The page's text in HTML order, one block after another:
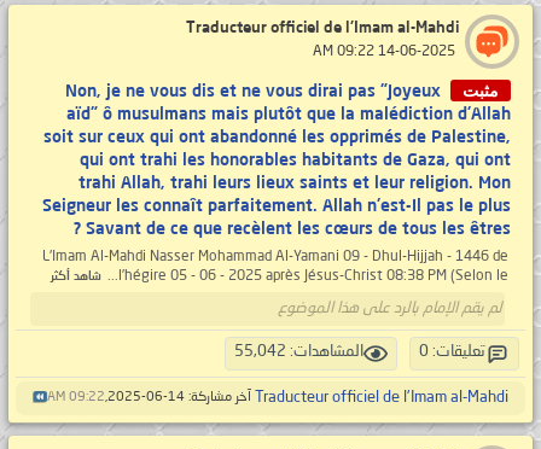
Traducteur officiel de l'Imam al-Mahdi
مثبت
Non, je ne vous dis et ne vous dirai pas "Joyeux
aïd" ô musulmans mais plutôt que la malédiction d'Allah
soit sur ceux qui ont abandonné les opprimés de Palestine,
qui ont trahi les honorables habitants de Gaza, qui ont
trahi Allah, trahi leurs lieux saints et leur religion. Mon
Seigneur les connaît parfaitement. Allah n'est-Il pas le plus
Savant de ce que recèlent les cœurs de tous les êtres ?
L'Imam Al-Mahdi Nasser Mohammad Al-Yamani 09 - Dhul-Hijjah - 1446 de
l’hégire 05 - 06 - 2025 après Jésus-Christ 08:38 PM (Selon le...
شاهد أكثر
لم يقم الإمام بالرد على هذا الموضوع
تعليقات: 0 المشاهدات: 55,042
Traducteur officiel de l'Imam al-Mahdi آخر مشاركة: 14-06-2025, 09:22 AM